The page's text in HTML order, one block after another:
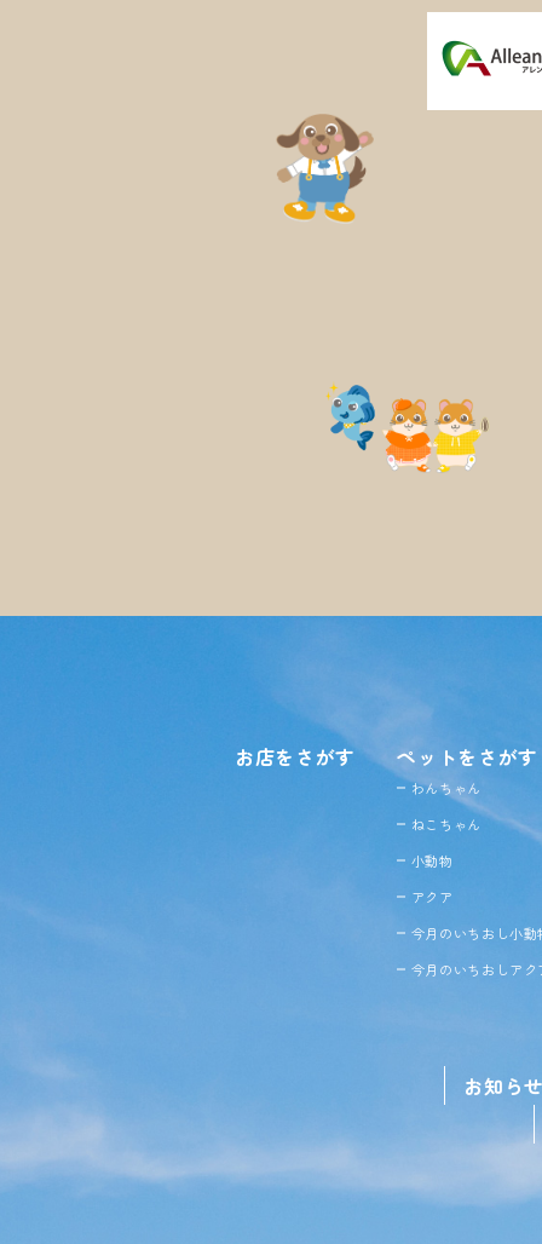
お店をさがす ペットをさがす
わんちゃん
ねこちゃん
小動物
アクア
今月のいちおし小動
今月のいちおしアク
お知ら